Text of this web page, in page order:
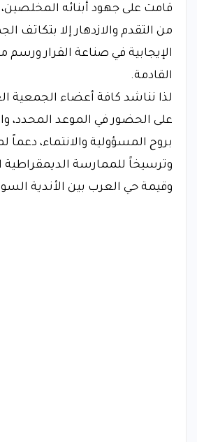
قامت على جهود أبنائه
من التقدم والازدهار إلا بتكاتف
الإيجابية في صناعة القرار ورسم
القادمة.
لذا نناشد كافة أعضاء الجمعية
على الحضور في الموعد المحدد،
بروح المسؤولية والانتماء، دعماً
وترسيخاً للممارسة
وقيمة حي العرب بين الأندية